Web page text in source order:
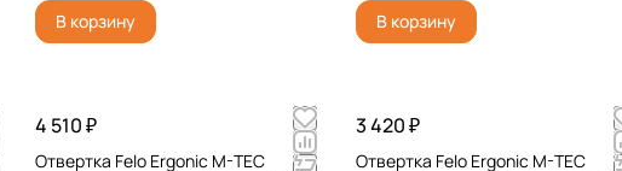
В корзину В корзину
4 510 ₽
Отвертка Felo Ergonic M-TEC
3 420 ₽
Отвертка Felo Ergonic M-TEC